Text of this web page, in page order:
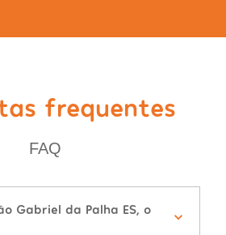
frequentes
FAQ
Gabriel da Palha ES, o